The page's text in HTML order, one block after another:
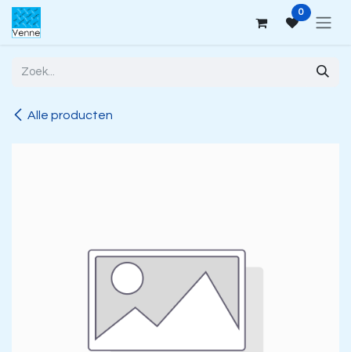
Overslaan naar inhoud 0
Alle producten